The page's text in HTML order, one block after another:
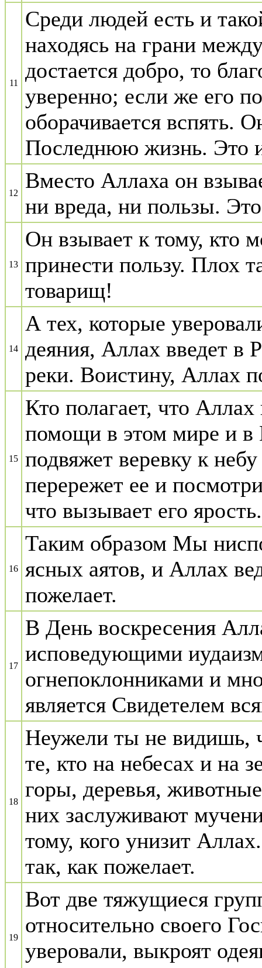
11
Среди людей есть и
находясь на грани
достается добро, то
уверенно; если же его
оборачивается вспять.
Последнюю жизнь. Это
12
Вместо Аллаха он
ни вреда, ни пользы.
13
Он взывает к тому, кто
принести пользу. Плох
товарищ!
14
А тех, которые
деяния, Аллах введет в
реки. Воистину, Аллах
15
Кто полагает, что
помощи в этом мире и в
подвяжет веревку к
перережет ее и
что вызывает его ярость.
16
Таким образом Мы
ясных аятов, и Аллах
пожелает.
17
В День воскресения
исповедующими
огнепоклонниками и
является Свидетелем
18
Неужели ты не видишь,
те, кто на небесах и на
горы, деревья,
них заслуживают
тому, кого унизит
так, как пожелает.
19
Вот две тяжущиеся
относительно своего
уверовали, выкроят